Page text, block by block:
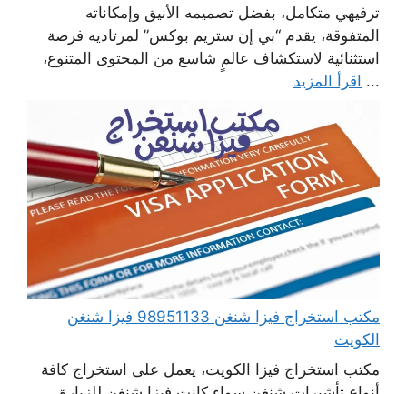
ترفيهي متكامل، بفضل تصميمه الأنيق وإمكاناته
المتفوقة، يقدم “بي إن ستريم بوكس” لمرتاديه فرصة
استثنائية لاستكشاف عالمٍ شاسع من المحتوى المتنوع،
... اقرأ المزيد
مكتب استخراج فيزا شنغن 98951133 فيزا شنغن
الكويت
مكتب استخراج فيزا الكويت، يعمل على استخراج كافة